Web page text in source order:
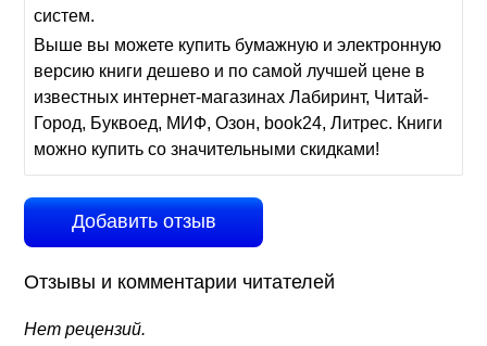
систем.
Выше вы можете купить бумажную и электронную
версию книги дешево и по самой лучшей цене в
известных интернет-магазинах Лабиринт, Читай-
Город, Буквоед, МИФ, Озон, book24, Литрес. Книги
можно купить со значительными скидками!
Добавить отзыв
Отзывы и комментарии читателей
Нет рецензий.